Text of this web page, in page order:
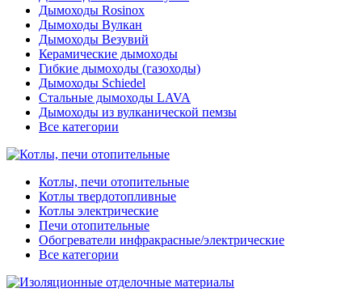
Дымоходы Rosinox
Дымоходы Вулкан
Дымоходы Везувий
Керамические дымоходы
Гибкие дымоходы (газоходы)
Дымоходы Schiedel
Стальные дымоходы LAVA
Дымоходы из вулканической пемзы
Все категории
Котлы, печи отопительные
Котлы твердотопливные
Котлы электрические
Печи отопительные
Обогреватели инфракрасные/электрические
Все категории